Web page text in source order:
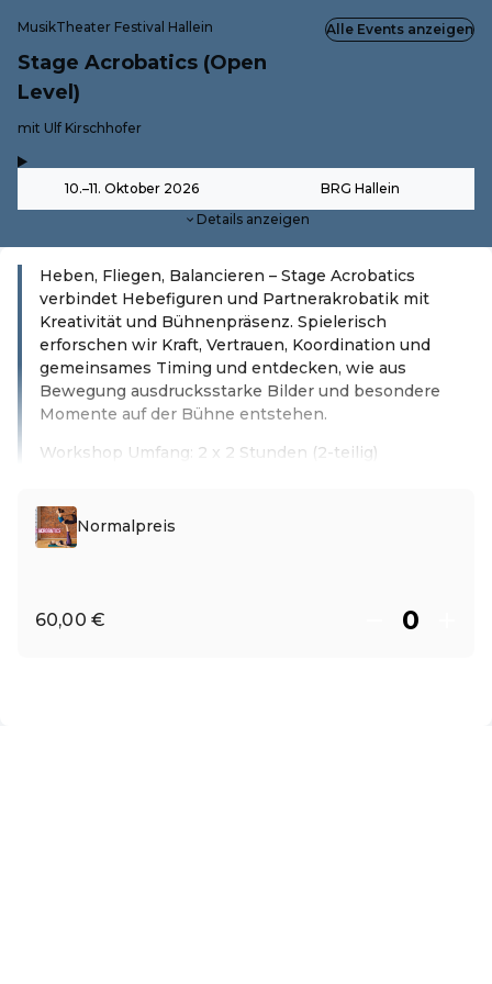
MusikTheater Festival Hallein
Stage Acrobatics (Open
Level)
-mit Ulf Kirschhofer
10.–11. Oktober 2026 BRG Hallein
Details anzeigen
Alle Events anzeigen
Heben, Fliegen, Balancieren – Stage Acrobatics
verbindet Hebefiguren und Partnerakrobatik mit
Kreativität und Bühnenpräsenz. Spielerisch
erforschen wir Kraft, Vertrauen, Koordination und
gemeinsames Timing und entdecken, wie aus
Bewegung ausdrucksstarke Bilder und besondere
Momente auf der Bühne entstehen.
Workshop Umfang: 2 x 2 Stunden (2-teilig)
Normalpreis
60,00 €